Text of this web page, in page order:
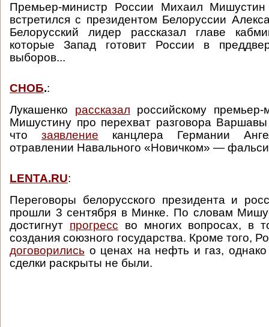
Премьер-министр России Михаил
встретился с президентом Белоруссии
Белорусский лидер рассказал главе
которые Запад готовит России в
выборов...
СНОБ.:
Лукашенко рассказал российскому
Мишустину про перехват разговора
что заявление канцлера Германии
отравлении Навального «Новичком» —
LENTA.RU:
Переговоры белорусского президента и
прошли 3 сентября в Минке. По словам
достигнут прогресс во многих вопросах, в
создания союзного государства. Кроме того,
договорились о ценах на нефть и газ,
сделки раскрыты не были.